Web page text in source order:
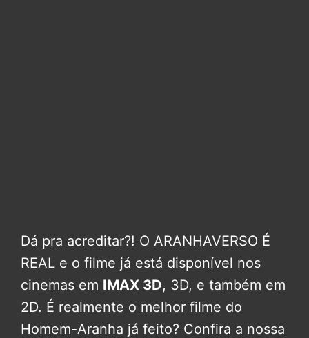
Dá pra acreditar?! O ARANHAVERSO É
REAL e o filme já está disponível nos
cinemas em IMAX 3D, 3D, e também em
2D. É realmente o melhor filme do
Homem-Aranha já feito? Confira a nossa